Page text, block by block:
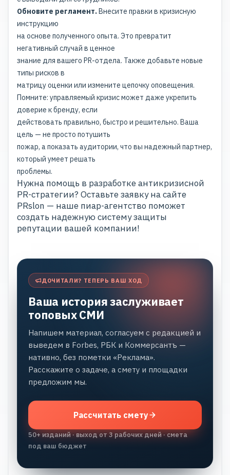
Обновите регламент.Внесите правки в кризисную
инструкцию
на основе полученного опыта. Это превратит
негативный случай в ценное
знание для вашего PR-отдела. Также добавьте новые
типы рисков в
матрицу оценки или измените цепочку оповещения.
Помните: управляемый кризис может даже укрепить
доверие к бренду, если
действовать правильно, быстро и решительно. Ваша
цель — не просто потушить
пожар, а показать аудитории, что вы надежный партнер,
который умеет решать
проблемы.
Нужна помощь в разработке антикризисной
PR-стратегии? Оставьте заявку на сайте
PRslon — наше пиар-агентство поможет
создать надежную систему защиты
репутации вашей компании!
ДОЧИТАЛИ? ТЕПЕРЬ ВАШ ХОД
Ваша история заслуживает
топовых СМИ
Напишем материал, согласуем с редакцией и
выведем в Forbes, РБК и Коммерсантъ —
нативно, без пометки «Реклама».
Расскажите о задаче, а смету и площадки
предложим мы.
Рассчитать смету
50+ изданий · выход от 3 рабочих дней · смета
под ваш бюджет